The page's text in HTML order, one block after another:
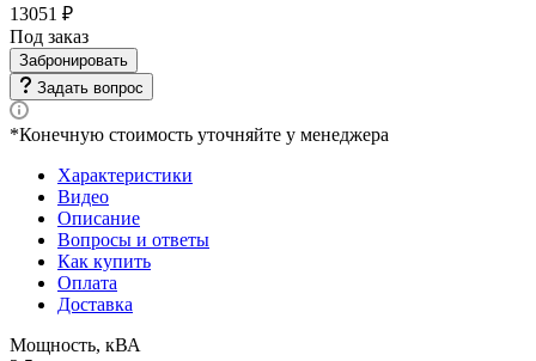
13051 ₽
Под заказ
Забронировать
Задать вопрос
*Конечную стоимость уточняйте у менеджера
Характеристики
Видео
Описание
Вопросы и ответы
Как купить
Оплата
Доставка
Мощность, кВА